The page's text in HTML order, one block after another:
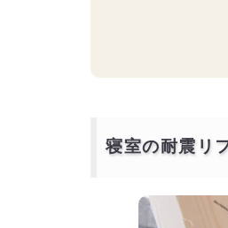
寝室の耐震リ